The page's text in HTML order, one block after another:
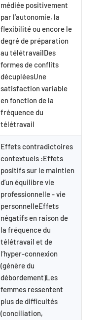
médiée positivement
par l’autonomie, la
flexibilité ou encore le
degré de préparation
au télétravailDes
formes de conflits
décupléesUne
satisfaction variable
en fonction de la
fréquence du
télétravail
Effets contradictoires
contextuels :Effets
positifs sur le maintien
d’un équilibre vie
professionnelle - vie
personnelleEffets
négatifs en raison de
la fréquence du
télétravail et de
l’hyper-connexion
(génère du
débordement)Les
femmes ressentent
plus de difficultés
(conciliation,